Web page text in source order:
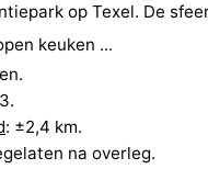
op Texel. De
keuken ...
: ±2,4 km.
na overleg.